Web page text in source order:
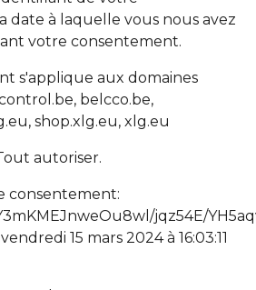
date à laquelle vous nous avez
votre consentement.
s'applique aux domaines
belcco.be,
shop.xlg.eu, xlg.eu
autoriser.
consentement:
jqz54E/
15 mars 2024 à 16:03:11